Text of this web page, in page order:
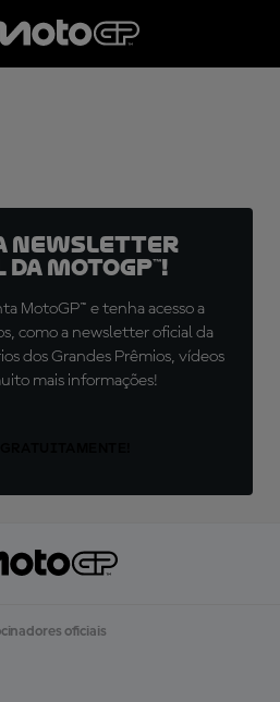
a newsletter
MotoGP™!
MotoGP™ e tenha acesso a
como a newsletter oficial da
dos Grandes Prêmios, vídeos
mais informações!
oficiais